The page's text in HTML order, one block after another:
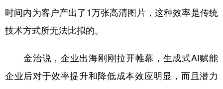
时间内为客户产出了1万张高清图片，这种效率是传统
技术方式所无法比拟的。
金治说，企业出海刚刚拉开帷幕，生成式AI赋能
企业后对于效率提升和降低成本效应明显，而且潜力